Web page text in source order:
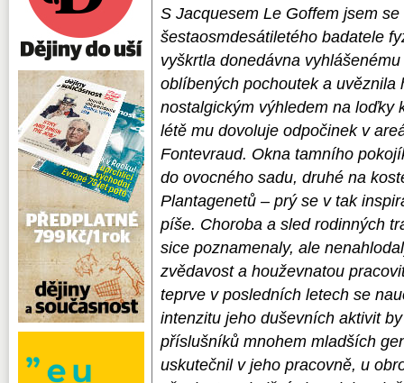
S Jacquesem Le Goffem jsem
šestaosmdesátiletého badatele
vyškrtla donedávna
oblíbených pochoutek a uvěznila
nostalgickým výhledem na loďky
létě mu dovoluje odpočinek v
Fontevraud. Okna tamního
do ovocného sadu, druhé na
Plantagenetů – prý se v tak
píše. Choroba a sled rodinných
sice poznamenaly, ale
zvědavost a houževnatou
teprve v posledních letech se
intenzitu jeho duševních aktivit
příslušníků mnohem mladších
uskutečnil v jeho pracovně, u